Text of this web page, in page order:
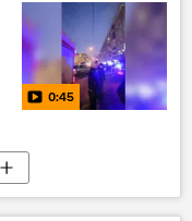
0:45